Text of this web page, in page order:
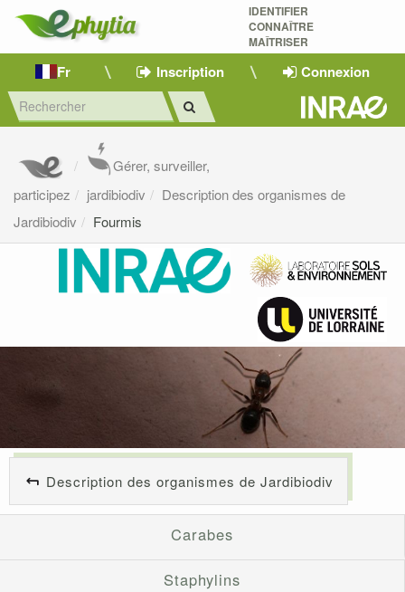
IDENTIFIER
CONNAÎTRE
MAÎTRISER
Fr Inscription Connexion
Gérer, surveiller,
participez
jardibiodiv
Description des organismes de
Jardibiodiv
Fourmis
Description des organismes de Jardibiodiv
Carabes
Staphylins